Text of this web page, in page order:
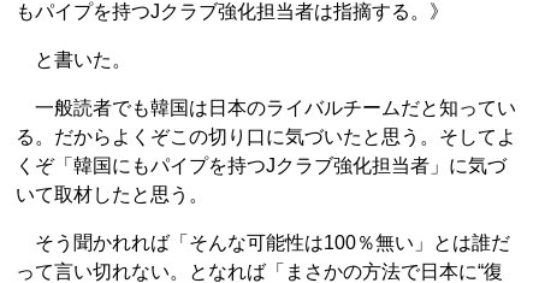
もパイプを持つJクラブ強化担当者は指摘する。》
と書いた。
一般読者でも韓国は日本のライバルチームだと知ってい
る。だからよくぞこの切り口に気づいたと思う。そしてよ
くぞ「韓国にもパイプを持つJクラブ強化担当者」に気づ
いて取材したと思う。
そう聞かれれば「そんな可能性は100％無い」とは誰だ
って言い切れない。となれば「まさかの方法で日本に“復